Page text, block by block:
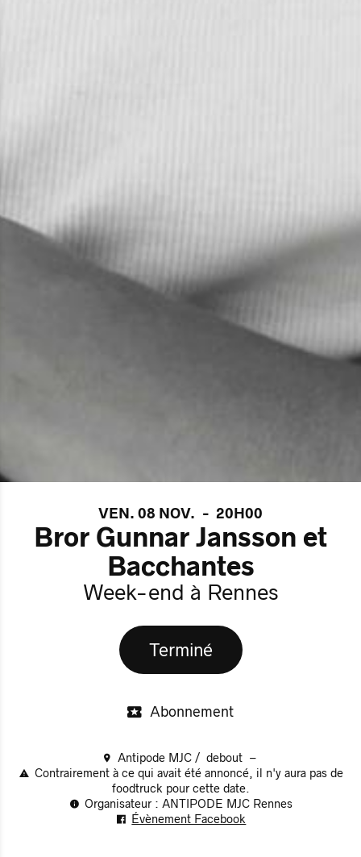
VEN. 08 NOV. - 20H00
Bror Gunnar Jansson et
Bacchantes
Week-end à Rennes
Terminé
Abonnement
Antipode MJC
debout
Contrairement à ce qui avait été annoncé, il n'y aura pas de
foodtruck pour cette date.
Organisateur : ANTIPODE MJC Rennes
Évènement Facebook